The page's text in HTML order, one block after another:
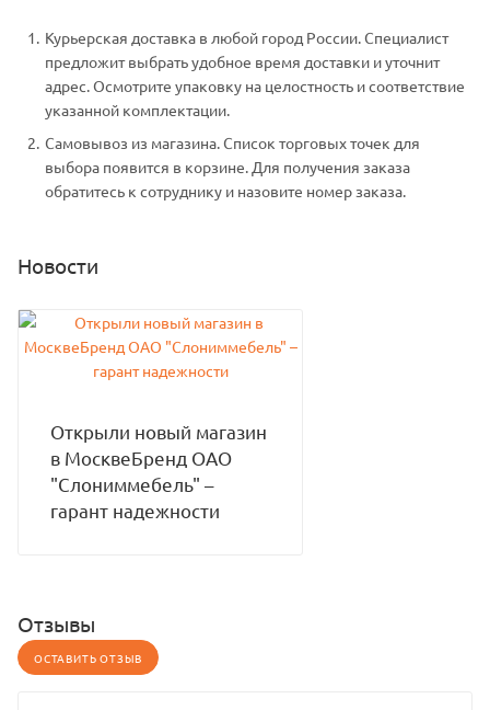
Курьерская доставка в любой город России. Специалист
предложит выбрать удобное время доставки и уточнит
адрес. Осмотрите упаковку на целостность и соответствие
указанной комплектации.
Самовывоз из магазина. Список торговых точек для
выбора появится в корзине. Для получения заказа
обратитесь к сотруднику и назовите номер заказа.
Новости
Открыли новый магазин
в МосквеБренд ОАО
"Слониммебель" –
гарант надежности
Отзывы
ОСТАВИТЬ ОТЗЫВ